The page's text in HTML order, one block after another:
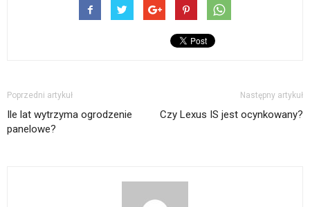
Poprzedni artykuł
Ile lat wytrzyma ogrodzenie
panelowe?
Następny artykuł
Czy Lexus IS jest ocynkowany?